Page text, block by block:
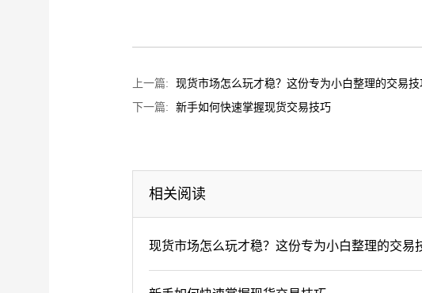
上一篇:
现货市场怎么玩才稳？这份专为小白整理的交易
下一篇:
新手如何快速掌握现货交易技巧
相关阅读
现货市场怎么玩才稳？这份专为小白整理的交易